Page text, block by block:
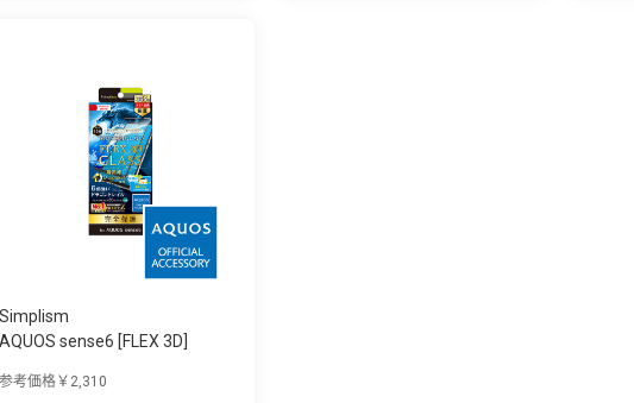
Simplism
AQUOS sense6 [FLEX 3D]
参考価格￥2,310